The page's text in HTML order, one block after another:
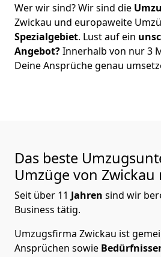
Wer wir sind? Wir sind die
Zwickau und europaweite
Spezialgebiet. Lust auf ein
Angebot?Innerhalb von nur3
Deine Ansprüche genau
Das beste
Umzüge von Zwickau
Seit über 11 Jahren sind wir
Business tätig.
Umzugsfirma Zwickau ist
Ansprüchen sowie